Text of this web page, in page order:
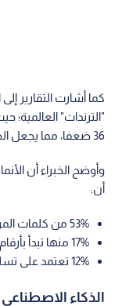
كما أشارت التقارير
36 ضعفا، مما يجعل الحسابات صيدا سهلا لهجمات التخمين.
وأوضح الخبراء أن
أن:
53% من كلمات المرور تنتهي بأرقام.
17% منها تبدأ بأرقام.
12% تعتمد على تسلسلات زمنية أو تواريخ سهلة التوقع.
الذكاء